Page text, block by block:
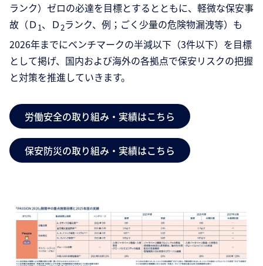
ランク）ゼロの必達を目標とするとともに、軽微な保安事
故（Ｄ 1、Ｄ2ランク、例；ごく少量の危険物漏洩等）も
2026年までにベンチマークの半減以下（3件以下）を目標
として掲げ、国内および海外の各拠点で保安リスクの把握
と対策を推進していきます。
労働安全の取り組み・実績はこちら
保安防災の取り組み・実績はこちら